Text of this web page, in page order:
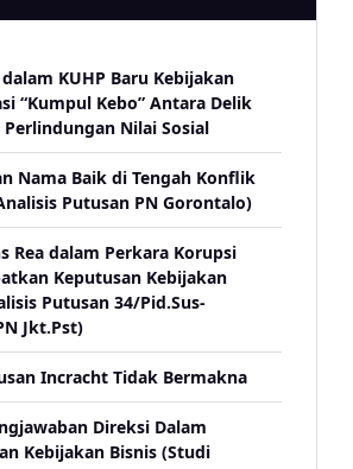
KUHP Baru Kebijakan
“Kumpul Kebo” Antara Delik
Nilai Sosial
Nama Baik di Tengah Konflik
Putusan PN Gorontalo)
Rea dalam Perkara Korupsi
Keputusan Kebijakan
Putusan 34/Pid.Sus-
Jkt.Pst)
Incracht Tidak Bermakna
Direksi Dalam
Kebijakan Bisnis (Studi